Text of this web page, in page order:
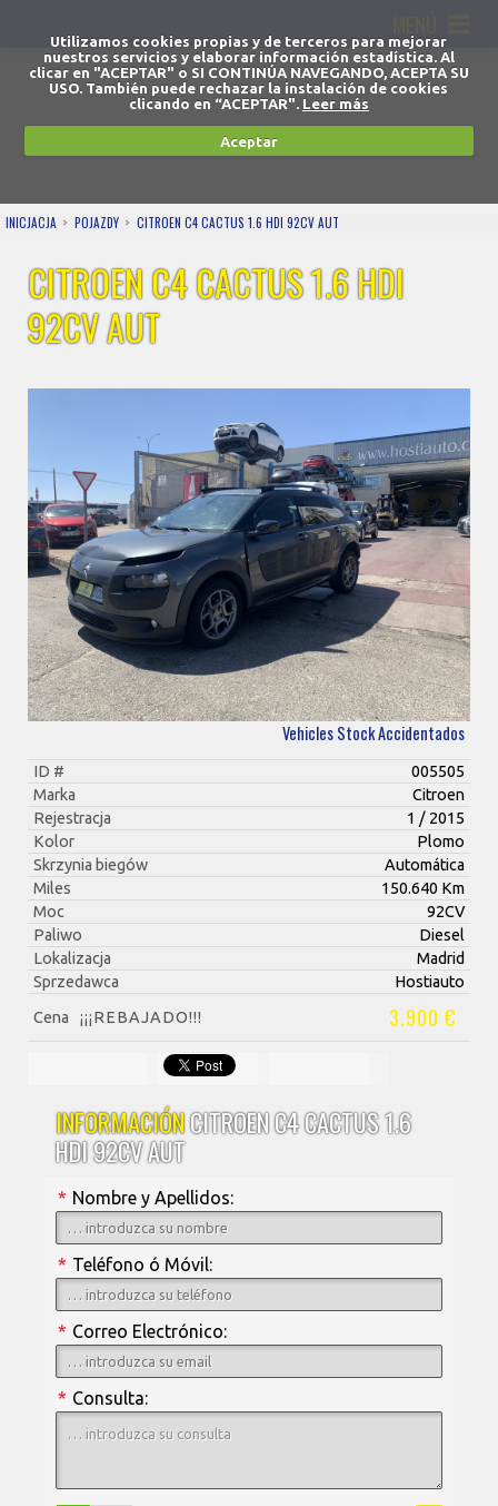
Utilizamos cookies propias y de terceros para mejorar
nuestros servicios y elaborar información estadística. Al
clicar en "ACEPTAR" o SI CONTINÚA NAVEGANDO, ACEPTA SU
USO. También puede rechazar la instalación de cookies
clicando en “ACEPTAR". Leer más
Aceptar
INICJACJA POJAZDY CITROEN C4 CACTUS 1.6 HDI 92CV AUT
CITROEN C4 CACTUS 1.6 HDI
92CV AUT
Vehicles Stock Accidentados
ID #
005505
Marka
Citroen
Rejestracja
1 / 2015
Kolor
Plomo
Skrzynia biegów
Automática
Miles
150.640 Km
Moc
92CV
Paliwo
Diesel
Lokalizacja
Madrid
Sprzedawca
Hostiauto
Cena
¡¡¡REBAJADO!!! 3.900 €
INFORMACIÓNCITROEN C4 CACTUS 1.6
HDI 92CV AUT
Nombre y Apellidos:
*
Teléfono ó Móvil:
*
Correo Electrónico:
*
Consulta:
*